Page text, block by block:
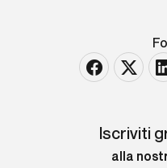
Iscriviti
alla